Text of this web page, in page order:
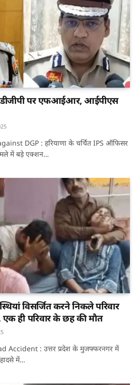
पर एफआईआर, आईपीएस
DGP : हरियाणा के चर्चित IPS ऑफिसर
में बड़े एक्शन…
विसर्जित करने निकले परिवार
एक ही परिवार के छह की माैत
Accident : उत्तर प्रदेश के मुजफ्फरनगर में
में…